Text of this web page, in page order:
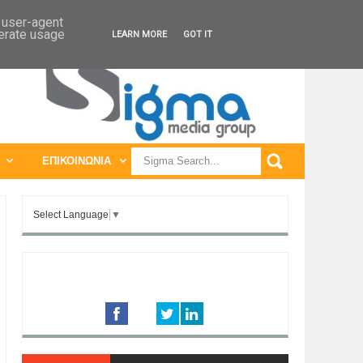
ΠΑΓΚΟΣΜΙΕΣ ΕΚΘΕΣΕΙΣ
ΕΠΙΚΟΙΝΩΝΙΑ
Select Language ▼
agent
usage LEARN MORE GOT IT